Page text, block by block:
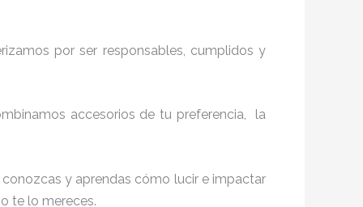
por ser responsables, cumplidos y
accesorios de tu preferencia, la
conozcas y aprendas cómo lucir e impactar
te lo mereces.